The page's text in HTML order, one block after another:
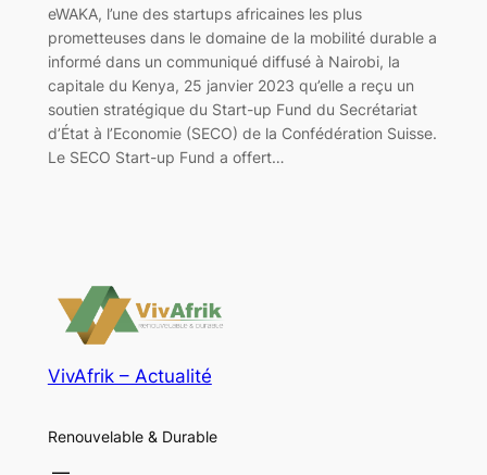
eWAKA, l’une des startups africaines les plus
prometteuses dans le domaine de la mobilité durable a
informé dans un communiqué diffusé à Nairobi, la
capitale du Kenya, 25 janvier 2023 qu’elle a reçu un
soutien stratégique du Start-up Fund du Secrétariat
d’État à l’Economie (SECO) de la Confédération Suisse.
Le SECO Start-up Fund a offert…
VivAfrik – Actualité
Renouvelable & Durable